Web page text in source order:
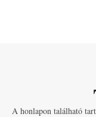
A honlapon található